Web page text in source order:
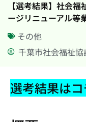
【選考結果】社会
ージリニューアル等
その他
千葉市社会福祉協
選考結果は